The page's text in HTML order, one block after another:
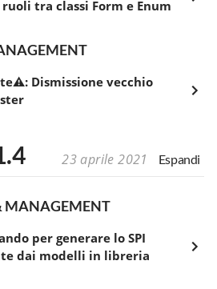
tra classi Form e Enum
Dismissione vecchio
23 aprile 2021 Espandi
MANAGEMENT
per generare lo SPI
dai modelli in libreria